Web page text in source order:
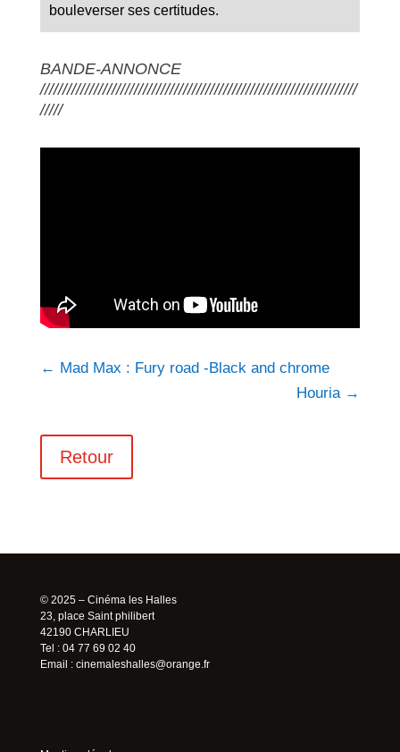
bouleverser ses certitudes.
BANDE-ANNONCE
///////////////////////////////////////////////////////////////////////
/////
← Mad Max : Fury road -Black and chrome
Houria→
Retour
© 2025 – Cinéma les Halles
23, place Saint philibert
42190 CHARLIEU
Tel : 04 77 69 02 40
Email : cinemaleshalles@orange.fr